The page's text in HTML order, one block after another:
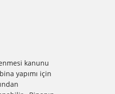
kanunu
yapımı için